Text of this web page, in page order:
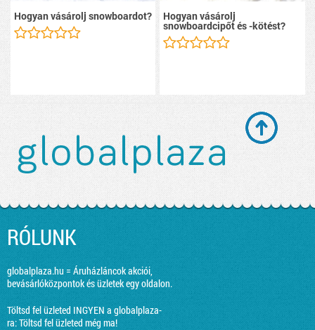
Hogyan vásárolj snowboardot? Hogyan vásárolj
snowboardcipőt és -kötést?
RÓLUNK
globalplaza.hu = Áruházláncok akciói,
bevásárlóközpontok és üzletek egy oldalon.
Töltsd fel üzleted INGYEN a globalplaza-
ra:Töltsd fel üzleted még ma!